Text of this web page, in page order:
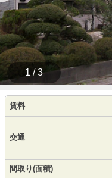
1 / 3
賃料
交通
間取り(面積)